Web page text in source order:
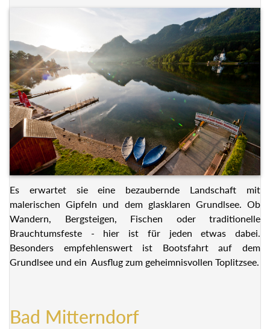
Es erwartet sie eine bezaubernde Landschaft mit
malerischen Gipfeln und dem glasklaren Grundlsee. Ob
Wandern, Bergsteigen, Fischen oder traditionelle
Brauchtumsfeste - hier ist für jeden etwas dabei.
Besonders empfehlenswert ist Bootsfahrt auf dem
Grundlsee und ein Ausflug zum geheimnisvollen Toplitzsee.
Bad Mitterndorf